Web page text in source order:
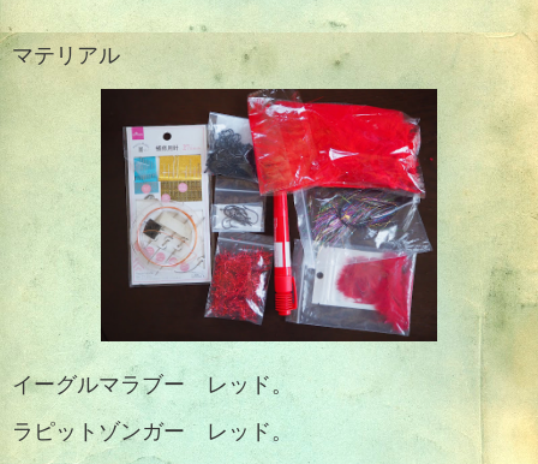
マテリアル
イーグルマラブー レッド。
ラピットゾンガー レッド。